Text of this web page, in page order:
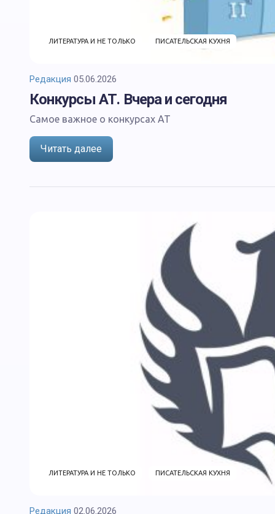
ЛИТЕРАТУРА И НЕ ТОЛЬКО ПИСАТЕЛЬСКАЯ КУХНЯ
Редакция 05.06.2026
Конкурсы АТ. Вчера и сегодня
Самое важное о конкурсах АТ
Читать далее
ЛИТЕРАТУРА И НЕ ТОЛЬКО ПИСАТЕЛЬСКАЯ КУХНЯ
Редакция 02.06.2026